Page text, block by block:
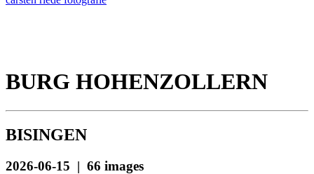
BURG HOHENZOLLERN
BISINGEN
2026-06-15 | 66 images